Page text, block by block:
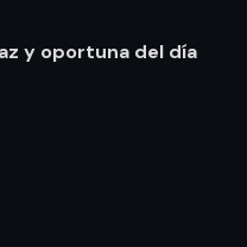
y oportuna del día